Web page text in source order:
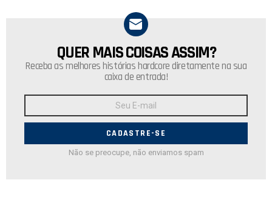
NEWSLETTER
QUER MAIS COISAS ASSIM?
Receba as melhores histórias hardcore diretamente na sua
caixa de entrada!
E-
Não se preocupe, não enviamos spam